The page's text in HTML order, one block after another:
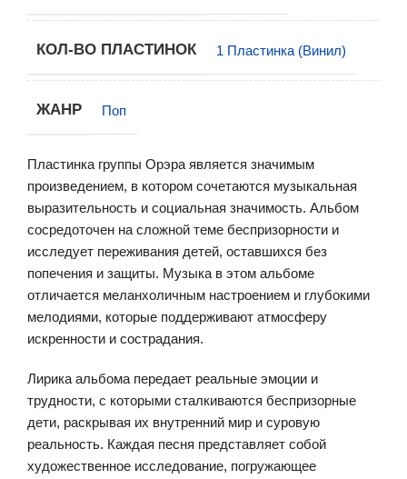
КОЛ-ВО ПЛАСТИНОК 1 Пластинка (Винил)
ЖАНР Поп
Пластинка группы Орэра является значимым
произведением, в котором сочетаются музыкальная
выразительность и социальная значимость. Альбом
сосредоточен на сложной теме беспризорности и
исследует переживания детей, оставшихся без
попечения и защиты. Музыка в этом альбоме
отличается меланхоличным настроением и глубокими
мелодиями, которые поддерживают атмосферу
искренности и сострадания.
Лирика альбома передает реальные эмоции и
трудности, с которыми сталкиваются беспризорные
дети, раскрывая их внутренний мир и суровую
реальность. Каждая песня представляет собой
художественное исследование, погружающее